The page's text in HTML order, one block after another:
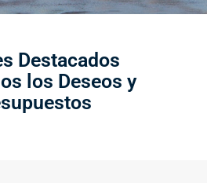
Destacados
los Deseos y